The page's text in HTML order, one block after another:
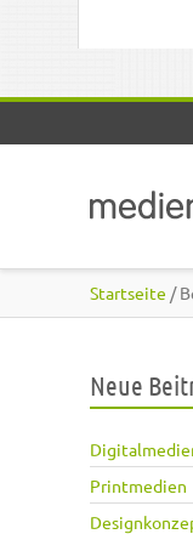
Startseite /
Neue
Printmedien